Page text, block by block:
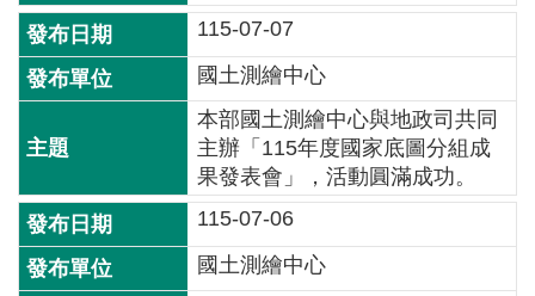
部
簡
介
題
策
訊
息
115-07-07
國土測繪中心
本部國土測繪中心與地政司共同
主辦「115年度國家底圖分組成
果發表會」，活動圓滿成功。
115-07-06
國土測繪中心